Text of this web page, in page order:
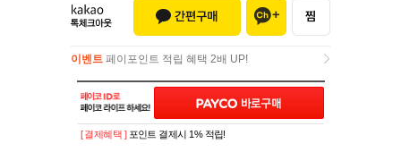
이벤트 페이포인트 적립 혜택 2배 UP!
이벤트페이포인트 적립 혜택 2배 UP!
[ 결제혜택 ] 포인트 결제시 1% 적립!